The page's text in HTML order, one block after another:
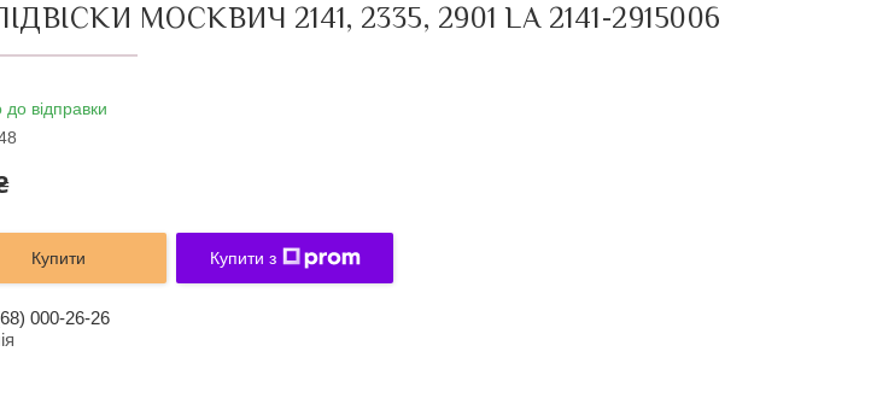
МОСКВИЧ 2141, 2335, 2901 LA 2141-2915006
до відправки
Купити Купити з
000-26-26